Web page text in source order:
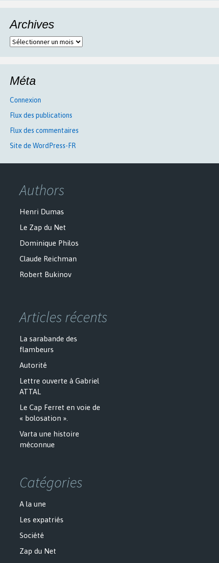
Archives
Archives
Méta
Connexion
Flux des publications
Flux des commentaires
Site de WordPress-FR
Authors
Henri Dumas
Le Zap du Net
Dominique Philos
Claude Reichman
Robert Bukinov
Articles récents
La sarabande des
flambeurs
Autorité
Lettre ouverte à Gabriel
ATTAL
Le Cap Ferret en voie de
« bolosation ».
Varta une histoire
méconnue
Catégories
A la une
Les expatriés
Société
Zap du Net